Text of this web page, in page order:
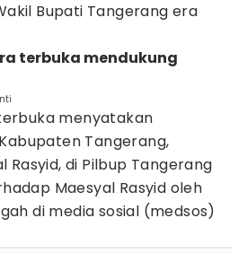
Bupati Tangerang era
terbuka mendukung
menyatakan
Tangerang,
Rasyid, di Pilbup Tangerang
Maesyal Rasyid oleh
di media sosial (medsos)